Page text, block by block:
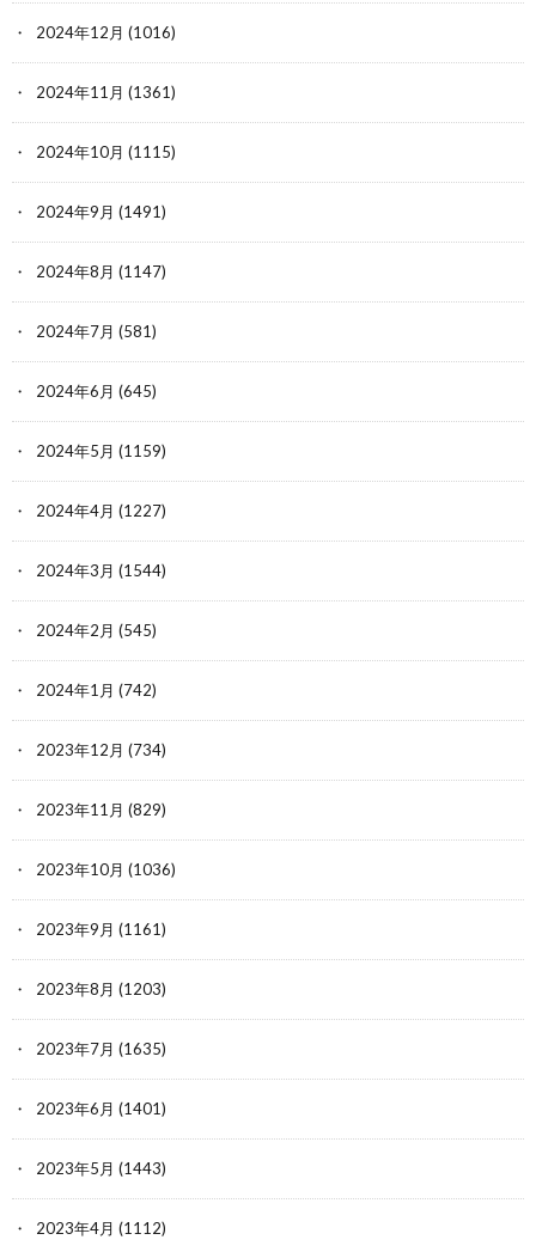
2024年12月 (1016)
2024年11月 (1361)
2024年10月 (1115)
2024年9月 (1491)
2024年8月 (1147)
2024年7月 (581)
2024年6月 (645)
2024年5月 (1159)
2024年4月 (1227)
2024年3月 (1544)
2024年2月 (545)
2024年1月 (742)
2023年12月 (734)
2023年11月 (829)
2023年10月 (1036)
2023年9月 (1161)
2023年8月 (1203)
2023年7月 (1635)
2023年6月 (1401)
2023年5月 (1443)
2023年4月 (1112)